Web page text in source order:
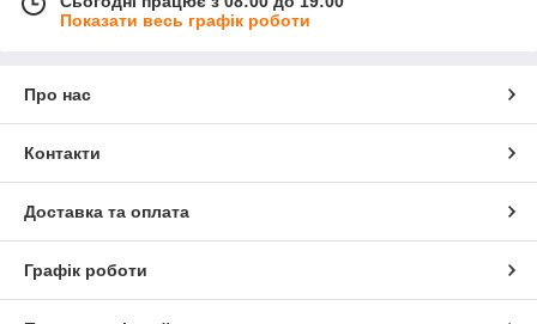
Показати весь графік роботи
Про нас
Контакти
Доставка та оплата
Графік роботи